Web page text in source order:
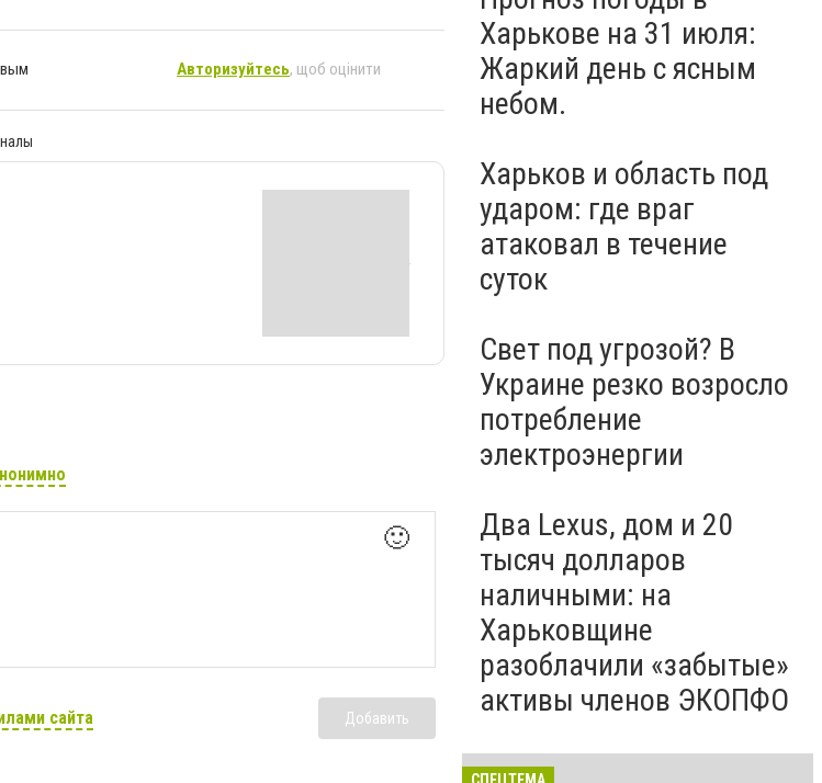
Авторизуйтесь, щоб оцінити
🙂
сайта Добавить
торговли влиянием
Харькове на 31 июля:
Жаркий день с ясным
небом.
Харьков и область под
ударом: где враг
атаковал в течение
суток
Свет под угрозой? В
Украине резко возросло
потребление
электроэнергии
Два Lexus, дом и 20
тысяч долларов
наличными: на
Харьковщине
разоблачили «забытые»
активы членов ЭКОПФО